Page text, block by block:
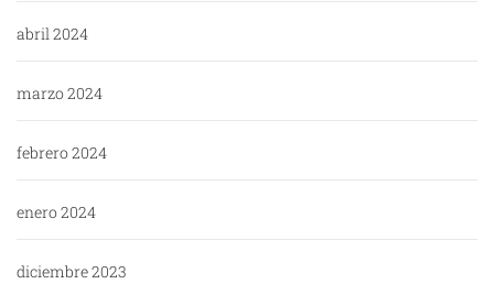
abril 2024
marzo 2024
febrero 2024
enero 2024
diciembre 2023